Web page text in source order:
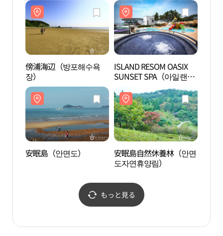
傍浦海辺（방포해수욕
장）
ISLAND RESOM OASIX
SUNSET SPA（아일랜드
리솜 오아식스 선셋스
파）
安眠島（안면도）
安眠島自然休養林（안면
도자연휴양림）
もっと見る